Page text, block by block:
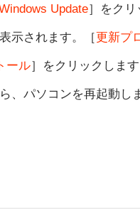
Update］をクリ
示されます。［更新プ
ール］をクリックします
、パソコンを再起動し